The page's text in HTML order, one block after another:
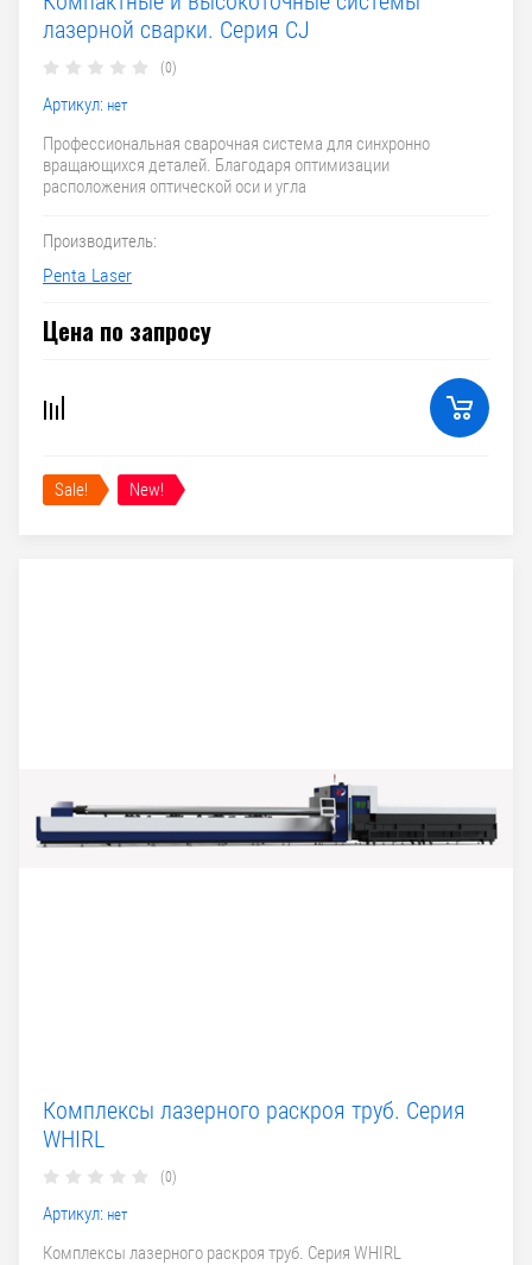
лазерной сварки. Серия CJ
(0)
Артикул: нет
Профессиональная сварочная система для синхронно
вращающихся деталей. Благодаря оптимизации
расположения оптической оси и угла
Производитель:
Penta Laser
Цена по запросу
Sale! New!
Комплексы лазерного раскроя труб. Серия
WHIRL
(0)
Артикул: нет
Комплексы лазерного раскроя труб. Серия WHIRL